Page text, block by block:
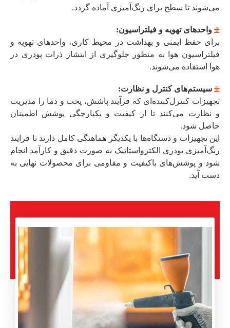
می‌شوند تا سطح برای رنگ‌آمیزی آماده گردد.
واحدهای تهویه و فیلتراسیون:
برای حفظ ایمنی و بهداشت در محیط کاری، واحدهای تهویه و
فیلتراسیون هوا به منظور جلوگیری از انتشار ذرات پودری در
هوا استفاده می‌شوند.
سیستم‌های کنترل و نظارت:
تجهیزات کنترل‌کننده‌ای که فرآیند پاشش، پخت و دما را مدیریت
و نظارت می‌کنند تا از کیفیت و یکپارچگی پوشش اطمینان
حاصل شود.
این تجهیزات و دستگاه‌ها با یکدیگر هماهنگی کامل دارند تا فرایند
رنگ‌آمیزی پودری الکترواستاتیک به صورت دقیق و کارآمد انجام
شود و پوشش‌های باکیفیت و مقاومی برای محصولات نهایی به
دست آید.